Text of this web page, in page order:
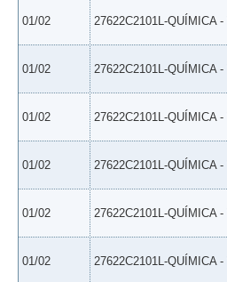
01/02 27622C2101L-QUÍMICA
01/02 27622C2101L-QUÍMICA
01/02 27622C2101L-QUÍMICA
01/02 27622C2101L-QUÍMICA
01/02 27622C2101L-QUÍMICA
01/02 27622C2101L-QUÍMICA